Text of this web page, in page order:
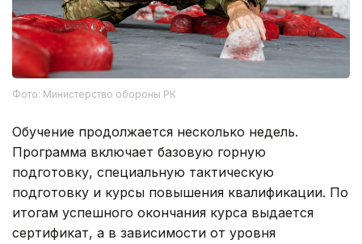
Фото: Министерство обороны РК
Обучение продолжается несколько недель.
Программа включает базовую горную
подготовку, специальную тактическую
подготовку и курсы повышения квалификации. По
итогам успешного окончания курса выдается
сертификат, а в зависимости от уровня